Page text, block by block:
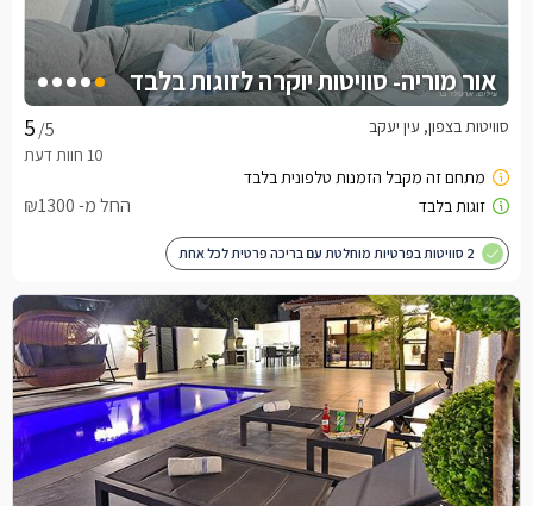
אור מוריה- סוויטות יוקרה לזוגות בלבד
/5 סוויטות בצפון, עין יעקב
החל מ- ₪1300
2 סוויטות בפרטיות מוחלטת עם בריכה פרטית לכל אחת